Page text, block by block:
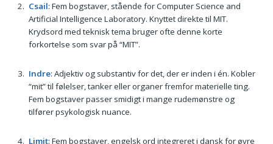
Csail: Fem bogstaver, stående for Computer Science and
Artificial Intelligence Laboratory. Knyttet direkte til MIT.
Krydsord med teknisk tema bruger ofte denne korte
forkortelse som svar på “MIT”.
Indre: Adjektiv og substantiv for det, der er inden i én. Kobler
“mit” til følelser, tanker eller organer fremfor materielle ting.
Fem bogstaver passer smidigt i mange rudemønstre og
tilfører psykologisk nuance.
Limit: Fem bogstaver, engelsk ord integreret i dansk for øvre